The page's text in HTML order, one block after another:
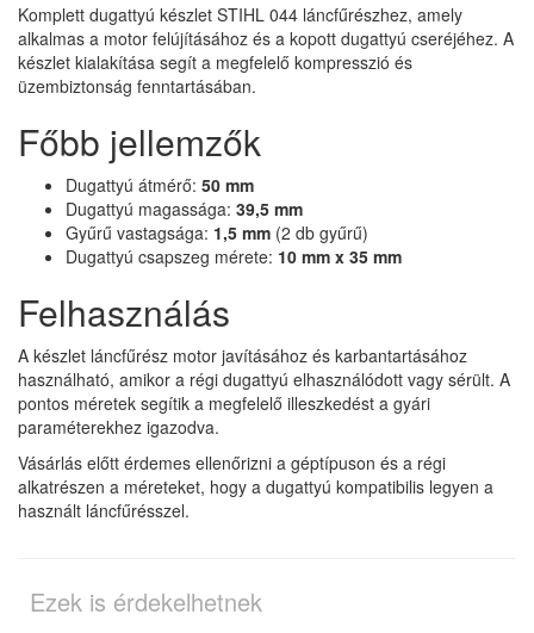
Komplett dugattyú készlet STIHL 044 láncfűrészhez, amely
alkalmas a motor felújításához és a kopott dugattyú cseréjéhez. A
készlet kialakítása segít a megfelelő kompresszió és
üzembiztonság fenntartásában.
Főbb jellemzők
Dugattyú átmérő: 50 mm
Dugattyú magassága: 39,5 mm
Gyűrű vastagsága: 1,5 mm (2 db gyűrű)
Dugattyú csapszeg mérete: 10 mm x 35 mm
Felhasználás
A készlet láncfűrész motor javításához és karbantartásához
használható, amikor a régi dugattyú elhasználódott vagy sérült. A
pontos méretek segítik a megfelelő illeszkedést a gyári
paraméterekhez igazodva.
Vásárlás előtt érdemes ellenőrizni a géptípuson és a régi
alkatrészen a méreteket, hogy a dugattyú kompatibilis legyen a
használt láncfűrésszel.
Ezek is érdekelhetnek